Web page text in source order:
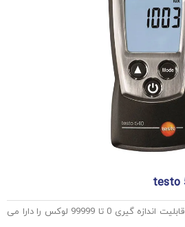
0 تا 99999 لوکس را دارا می